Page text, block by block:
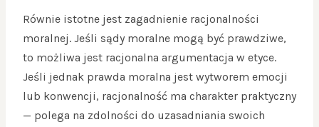
Równie istotne jest zagadnienie racjonalności
moralnej. Jeśli sądy moralne mogą być prawdziwe,
to możliwa jest racjonalna argumentacja w etyce.
Jeśli jednak prawda moralna jest wytworem emocji
lub konwencji, racjonalność ma charakter praktyczny
— polega na zdolności do uzasadniania swoich